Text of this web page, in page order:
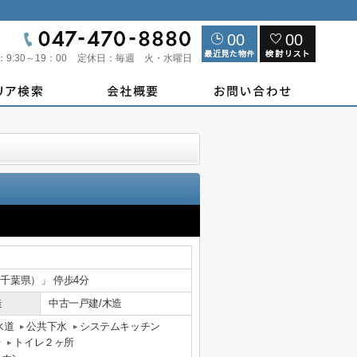
9:30～19：00 定休日： 毎週 火・水曜日
00 00
葉県）」 停歩4分
中古一戸建/木造
道
公共下水
システムキッチン
トイレ２ヶ所